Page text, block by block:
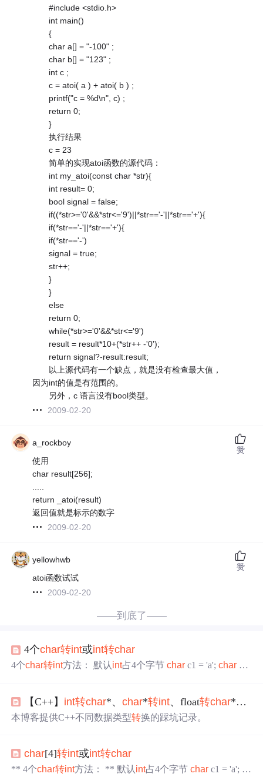
#include <stdio.h>
int main()
{
char a[] = "-100" ;
char b[] = "123" ;
int c ;
c = atoi( a ) + atoi( b ) ;
printf("c = %d\n", c) ;
return 0;
}
执行结果
c = 23
简单的实现atoi函数的源代码：
int my_atoi(const char *str){
int result= 0;
bool signal = false;
if((*str>='0'&&*str<='9')||*str=='-'||*str=='+'){
if(*str=='-'||*str=='+'){
if(*str=='-')
signal = true;
str++;
}
}
else
return 0;
while(*str>='0'&&*str<='9')
result = result*10+(*str++ -'0');
return signal?-result:result;
以上源代码有一个缺点，就是没有检查最大值，
因为int的值是有范围的。
另外，c 语言没有bool类型。
2009-02-20
a_rockboy
使用
char result[256];
return _atoi(result)
返回值就是标示的数字
2009-02-20
赞
yellowhwb
atoi函数试试
2009-02-20
赞
——到底了——
4个char转int或int转char
4个char转int 方法： 默认int占4个字节char c1 = 'a';char c2
mcpy(&i, c, 4);int转char 方法： 1）用库函数itoainta = 123
【C++】 int转char*、char*转int、float转char*、
本博客提供C++不同数据类型转换的踩坑记录。
char[4]转int或int转char
** 4个char转int方法： ** 默认 int占4个字节char c1 = 'a'; c